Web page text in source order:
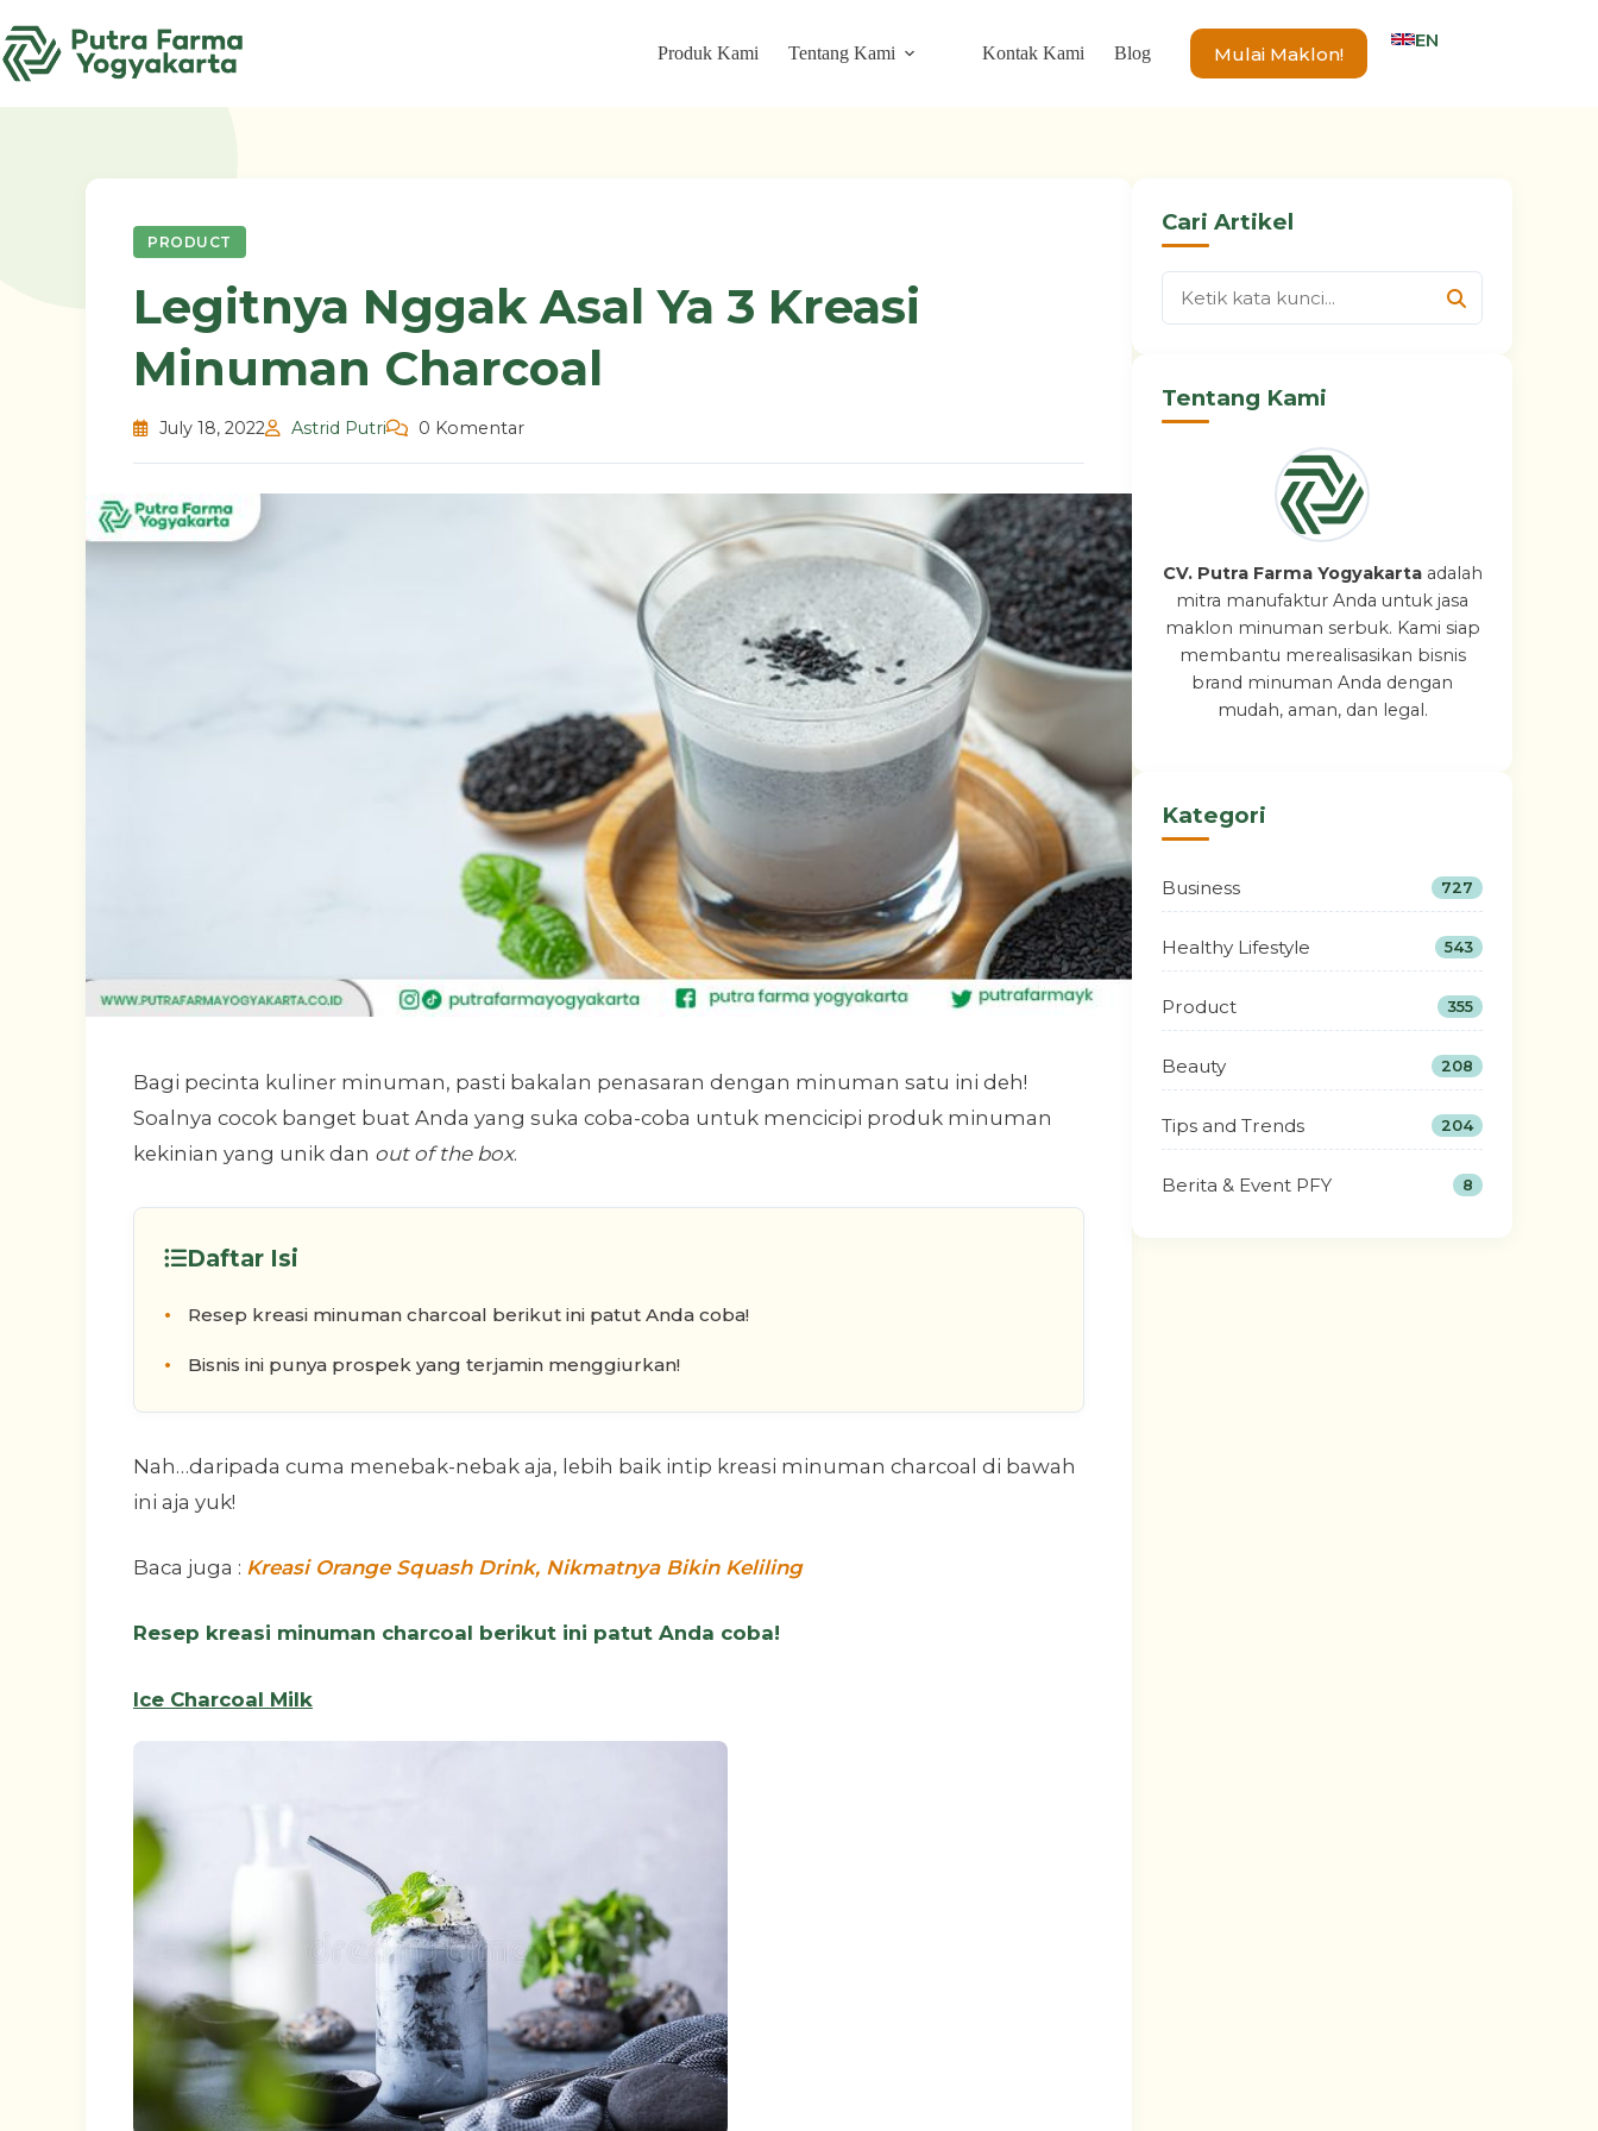
to
content
Produk Kami Tentang Kami Kontak Kami Blog Mulai Maklon!
EN
PRODUCT
Legitnya Nggak Asal Ya 3 Kreasi
Minuman Charcoal
July 18, 2022 Astrid Putri 0 Komentar
Bagi pecinta kuliner minuman, pasti bakalan penasaran dengan minuman satu ini deh!
Soalnya cocok banget buat Anda yang suka coba-coba untuk mencicipi produk minuman
kekinian yang unik dan out of the box.
Daftar Isi
Resep kreasi minuman charcoal berikut ini patut Anda coba!
Bisnis ini punya prospek yang terjamin menggiurkan!
Nah…daripada cuma menebak-nebak aja, lebih baik intip kreasi minuman charcoal di bawah
ini aja yuk!
Baca juga : Kreasi Orange Squash Drink, Nikmatnya Bikin Keliling
Resep kreasi minuman charcoal berikut ini patut Anda coba!
Ice Charcoal Milk
Cari Artikel
Tentang Kami
CV. Putra Farma Yogyakartaadalah
mitra manufaktur Anda untuk jasa
maklon minuman serbuk. Kami siap
membantu merealisasikan bisnis
brand minuman Anda dengan
mudah, aman, dan legal.
Kategori
Business 727
Healthy Lifestyle 543
Product 355
Beauty 208
Tips and Trends 204
Berita & Event PFY 8